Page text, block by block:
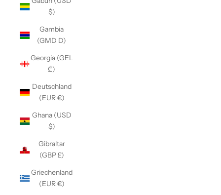
$)
Gambia
(GMD D)
Georgia (GEL
₾)
Deutschland
(EUR €)
Ghana (USD
$)
Gibraltar
(GBP £)
Griechenland
(EUR €)